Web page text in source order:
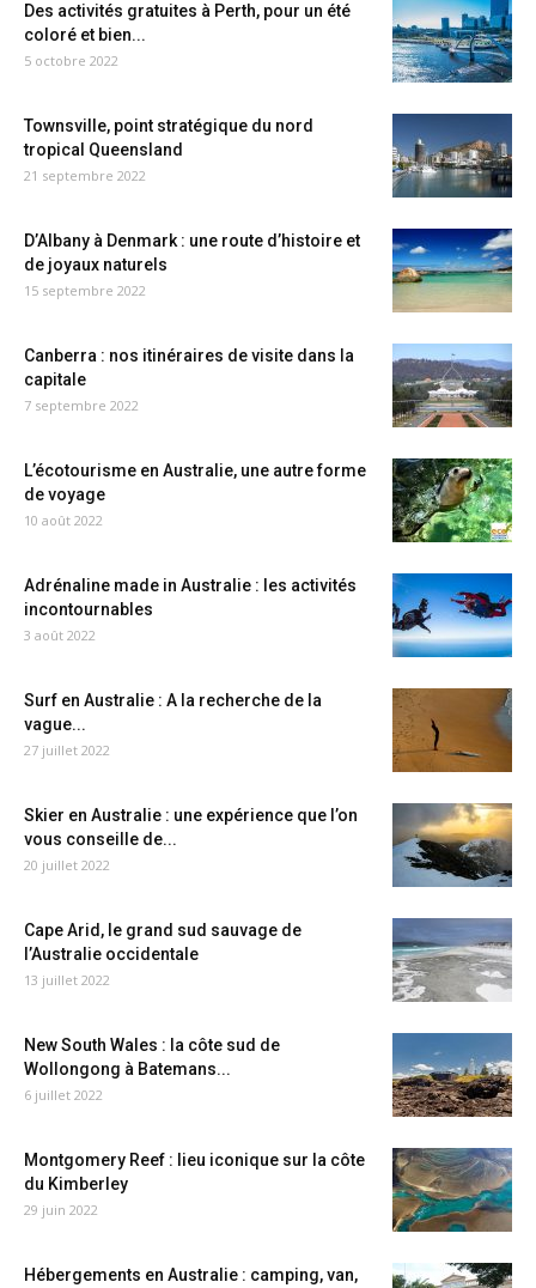
Des activités gratuites à Perth, pour un été
coloré et bien...
5 octobre 2022
Townsville, point stratégique du nord
tropical Queensland
21 septembre 2022
D’Albany à Denmark : une route d’histoire et
de joyaux naturels
15 septembre 2022
Canberra : nos itinéraires de visite dans la
capitale
7 septembre 2022
L’écotourisme en Australie, une autre forme
de voyage
10 août 2022
Adrénaline made in Australie : les activités
incontournables
3 août 2022
Surf en Australie : A la recherche de la
vague...
27 juillet 2022
Skier en Australie : une expérience que l’on
vous conseille de...
20 juillet 2022
Cape Arid, le grand sud sauvage de
l’Australie occidentale
13 juillet 2022
New South Wales : la côte sud de
Wollongong à Batemans...
6 juillet 2022
Montgomery Reef : lieu iconique sur la côte
du Kimberley
29 juin 2022
Hébergements en Australie : camping, van,